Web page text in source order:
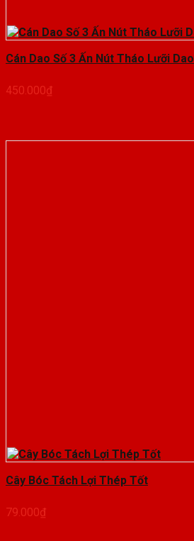
Cán Dao Số 3 Ấn Nút Tháo Lưỡi Dao
450.000₫
Cây Bóc Tách Lợi Thép Tốt
79.000₫